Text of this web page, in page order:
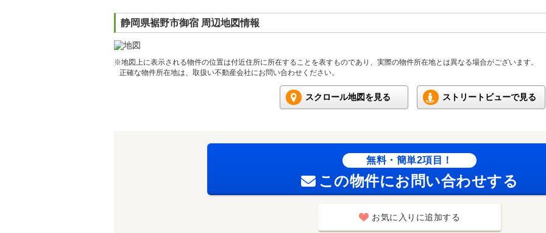
静岡県裾野市御宿 周辺地図情報
※地図上に表示される物件の位置は付近住所に所在することを表すものであり、実際の物件所在地とは異なる場合がございます。
正確な物件所在地は、取扱い不動産会社にお問い合わせください。
スクロール地図を見る ストリートビューで見る
無料・簡単2項目！
この物件にお問い合わせする
お気に入りに追加する